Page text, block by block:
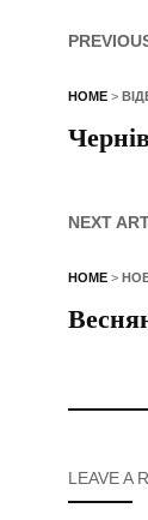
HOME >
NEXT
HOME >
LEAVE A